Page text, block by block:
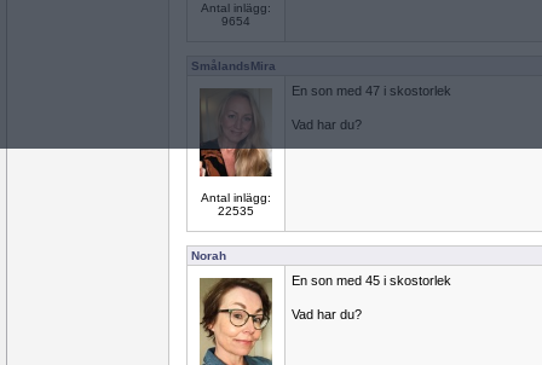
Antal inlägg:
9654
SmålandsMira
Antal inlägg:
22535
En son med 47 i skostorlek
Vad har du?
Norah
En son med 45 i skostorlek
Vad har du?